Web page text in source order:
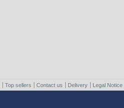
Top sellers Contact us Delivery Legal Notice